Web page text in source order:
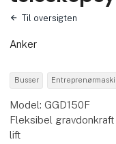
Til oversigten
Anker
Busser
Model: GGD150F
Fleksibel
lift